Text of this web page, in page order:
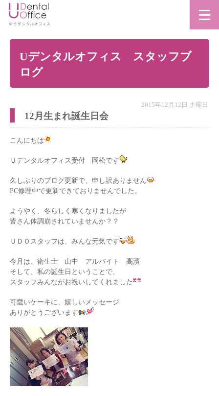
Uデンタルオフィス スタッフブ
ログ
2015年12月12日 土曜日
12月生まれ誕生日会
こんにちは
Ｕデンタルオフィス受付 岡松です
久しぶりのブログ更新で、申し訳ありません
PC修理中で更新できておりませんでした。
ようやく、冬らしく寒くなりましたが
皆さん体調崩されていませんか？？
ＵＤＯスタッフは、みんな元気です
今月は、衛生士 山中 アルバイト 高濱
そして、私の誕生日ということで、
スタッフみんながお祝いしてくれました
可愛いケーキに、嬉しいメッセージ
ありがとうございます